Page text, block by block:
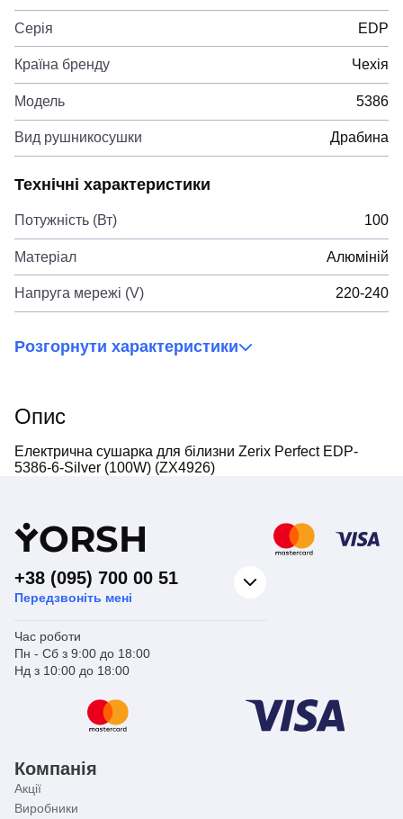
Серія EDP
Країна бренду Чехія
Модель 5386
Вид рушникосушки Драбина
Технічні характеристики
Потужність (Вт) 100
Матеріал Алюміній
Напруга мережі (V) 220-240
Розгорнути характеристики
Опис
Електрична сушарка для білизни Zerix Perfect EDP-
5386-6-Silver (100W) (ZX4926)
YORSH
+38 (095) 700 00 51
Передзвоніть мені
Час роботи
Пн - Сб з 9:00 до 18:00
Нд з 10:00 до 18:00
Компанія
Акції
Виробники